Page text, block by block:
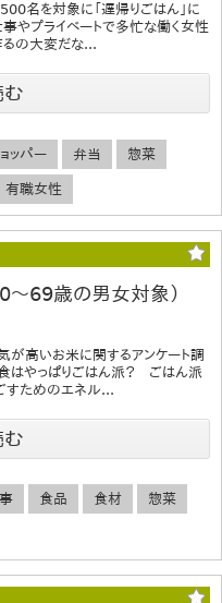
名を対象に「遅帰りごはん」に
やプライベートで多忙な働く女性
るの大変だな...
む
ッパー 弁当 惣菜
有職女性
～69歳の男女対象）
が高いお米に関するアンケート調
はやっぱりごはん派？ ごはん派
すためのエネル...
む
食品 食材 惣菜